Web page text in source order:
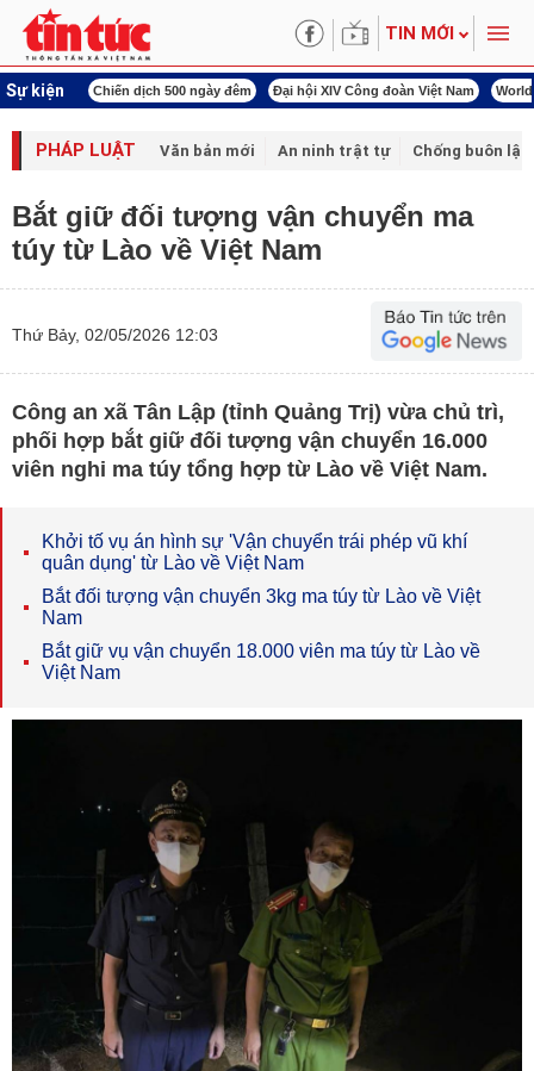
TIN MỚI
Sự kiện
ngày đêm Đại hội XIV Công đoàn Việt Nam World Cup 2026 Kỳ họp thứ
PHÁP LUẬT Văn bản mới An ninh trật tự Chống buôn
Bắt giữ đối tượng vận chuyển ma
túy từ Lào về Việt Nam
Thứ Bảy, 02/05/2026 12:03
Công an xã Tân Lập (tỉnh Quảng Trị) vừa chủ trì,
phối hợp bắt giữ đối tượng vận chuyển 16.000
viên nghi ma túy tổng hợp từ Lào về Việt Nam.
Khởi tố vụ án hình sự 'Vận chuyển trái phép vũ khí
quân dụng' từ Lào về Việt Nam
Bắt đối tượng vận chuyển 3kg ma túy từ Lào về Việt
Nam
Bắt giữ vụ vận chuyển 18.000 viên ma túy từ Lào về
Việt Nam